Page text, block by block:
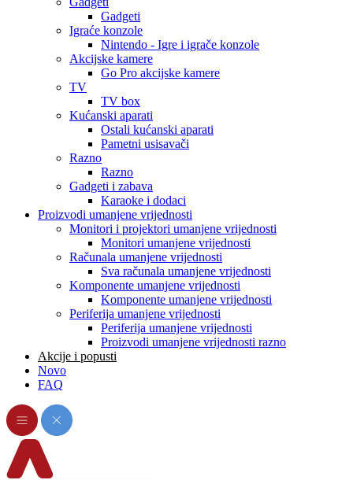
Gadgeti
Igraće konzole
Nintendo - Igre i igrače konzole
Akcijske kamere
Go Pro akcijske kamere
TV
TV box
Kućanski aparati
Ostali kućanski aparati
Pametni usisavači
Razno
Razno
Gadgeti i zabava
Karaoke i dodaci
Proizvodi umanjene vrijednosti
Monitori i projektori umanjene vrijednosti
Monitori umanjene vrijednosti
Računala umanjene vrijednosti
Sva računala umanjene vrijednosti
Komponente umanjene vrijednosti
Komponente umanjene vrijednosti
Periferija umanjene vrijednosti
Periferija umanjene vrijednosti
Proizvodi umanjene vrijednosti razno
Akcije i popusti
Novo
FAQ